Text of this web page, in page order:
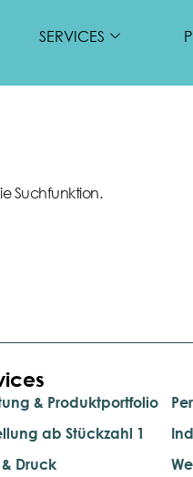
SERVICES
Suchfunktion.
& Produktportfolio
ab Stückzahl 1
Druck